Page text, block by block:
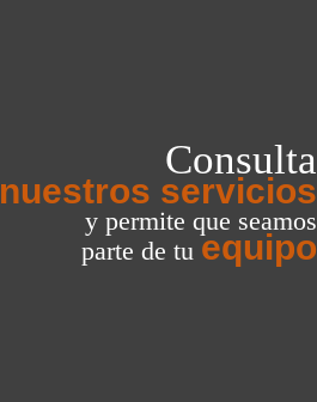
Consulta
nuestros servicios
y permite que seamos
parte de tu equipo